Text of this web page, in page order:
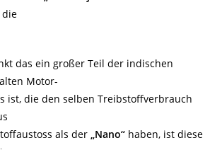
die
das ein großer Teil der indischen
Motor-
ist, die den selben Treibstoffverbrauch
als der „Nano“ haben, ist diese